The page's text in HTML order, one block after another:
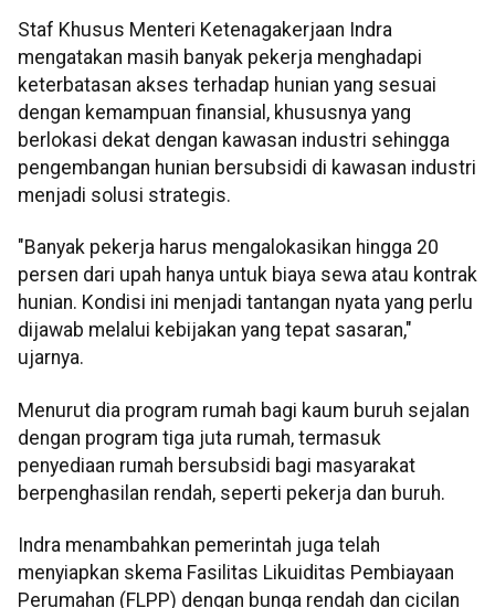
Staf Khusus Menteri Ketenagakerjaan Indra
mengatakan masih banyak pekerja menghadapi
keterbatasan akses terhadap hunian yang sesuai
dengan kemampuan finansial, khususnya yang
berlokasi dekat dengan kawasan industri sehingga
pengembangan hunian bersubsidi di kawasan industri
menjadi solusi strategis.
"Banyak pekerja harus mengalokasikan hingga 20
persen dari upah hanya untuk biaya sewa atau kontrak
hunian. Kondisi ini menjadi tantangan nyata yang perlu
dijawab melalui kebijakan yang tepat sasaran,"
ujarnya.
Menurut dia program rumah bagi kaum buruh sejalan
dengan program tiga juta rumah, termasuk
penyediaan rumah bersubsidi bagi masyarakat
berpenghasilan rendah, seperti pekerja dan buruh.
Indra menambahkan pemerintah juga telah
menyiapkan skema Fasilitas Likuiditas Pembiayaan
Perumahan (FLPP) dengan bunga rendah dan cicilan